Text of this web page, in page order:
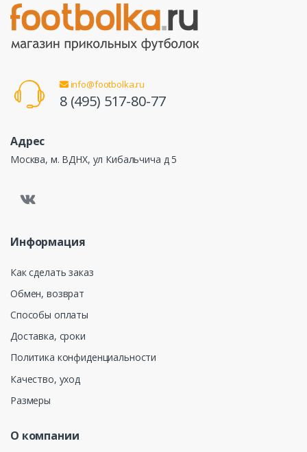
info@footbolka.ru
8 (495) 517-80-77
Адрес
Москва, м. ВДНХ, ул Кибальчича д 5
Информация
Как сделать заказ
Обмен, возврат
Способы оплаты
Доставка, сроки
Политика конфиденциальности
Качество, уход
Размеры
О компании